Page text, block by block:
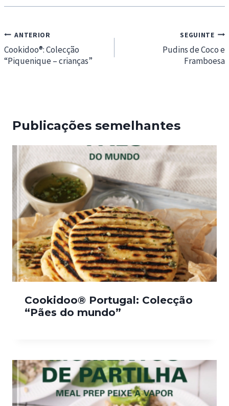
Navegação
de
artigos
ANTERIOR
Cookidoo®: Colecção
“Piquenique – crianças”
SEGUINTE
Pudins de Coco e
Framboesa
Publicações semelhantes
Cookidoo® Portugal: Colecção
“Pães do mundo”